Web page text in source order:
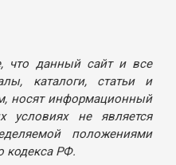
что данный сайт и все
каталоги, статьи и
носят информационный
условиях не является
положениями
кодекса РФ.